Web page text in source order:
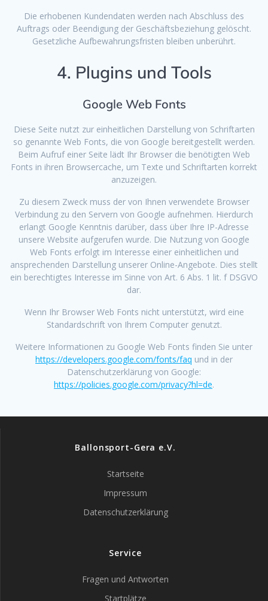
Die erhobenen Kundendaten werden nach Abschluss des
Auftrags oder Beendigung der Geschäftsbeziehung gelöscht.
Gesetzliche Aufbewahrungsfristen bleiben unberührt.
4. Plugins und Tools
Google Web Fonts
Diese Seite nutzt zur einheitlichen Darstellung von Schriftarten
so genannte Web Fonts, die von Google bereitgestellt werden.
Beim Aufruf einer Seite lädt Ihr Browser die benötigten Web
Fonts in ihren Browsercache, um Texte und Schriftarten korrekt
anzuzeigen.
Zu diesem Zweck muss der von Ihnen verwendete Browser
Verbindung zu den Servern von Google aufnehmen. Hierdurch
erlangt Google Kenntnis darüber, dass über Ihre IP-Adresse
unsere Website aufgerufen wurde. Die Nutzung von Google
Web Fonts erfolgt im Interesse einer einheitlichen und
ansprechenden Darstellung unserer Online-Angebote. Dies stellt
ein berechtigtes Interesse im Sinne von Art. 6 Abs. 1 lit. f DSGVO
dar.
Wenn Ihr Browser Web Fonts nicht unterstützt, wird eine
Standardschrift von Ihrem Computer genutzt.
Weitere Informationen zu Google Web Fonts finden Sie unter
https://developers.google.com/fonts/faq und in der
Datenschutzerklärung von Google:
https://policies.google.com/privacy?hl=de.
Ballonsport-Gera e.V.
Startseite
Impressum
Datenschutzerklärung
Service
Fragen und Antworten
Startplätze